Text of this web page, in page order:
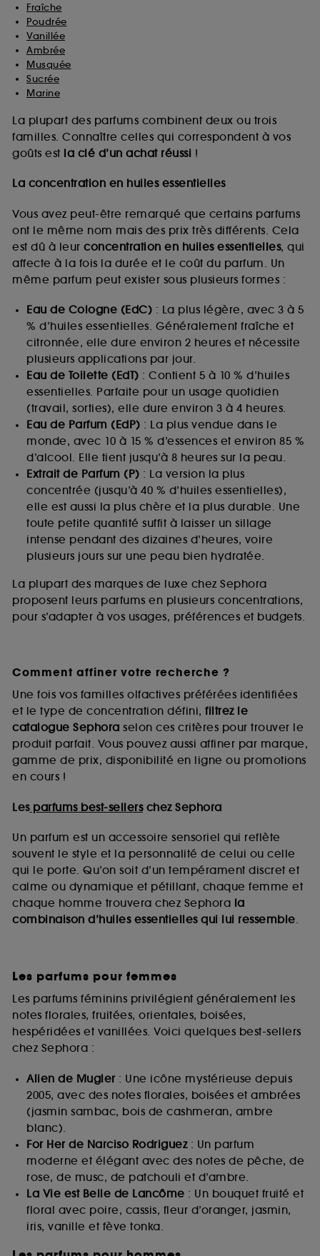
Fraîche
Poudrée
Vanillée
Ambrée
Musquée
Sucrée
Marine
La plupart des parfums combinent deux ou trois
familles. Connaître celles qui correspondent à vos
goûts est la clé d’un achat réussi !
La concentration en huiles essentielles
Vous avez peut-être remarqué que certains parfums
ont le même nom mais des prix très différents. Cela
est dû à leur concentration en huiles essentielles, qui
affecte à la fois la durée et le coût du parfum. Un
même parfum peut exister sous plusieurs formes :
Eau de Cologne (EdC) : La plus légère, avec 3 à 5
% d’huiles essentielles. Généralement fraîche et
citronnée, elle dure environ 2 heures et nécessite
plusieurs applications par jour.
Eau de Toilette (EdT) : Contient 5 à 10 % d’huiles
essentielles. Parfaite pour un usage quotidien
(travail, sorties), elle dure environ 3 à 4 heures.
Eau de Parfum (EdP) : La plus vendue dans le
monde, avec 10 à 15 % d’essences et environ 85 %
d’alcool. Elle tient jusqu’à 8 heures sur la peau.
Extrait de Parfum (P) : La version la plus
concentrée (jusqu’à 40 % d’huiles essentielles),
elle est aussi la plus chère et la plus durable. Une
toute petite quantité suffit à laisser un sillage
intense pendant des dizaines d’heures, voire
plusieurs jours sur une peau bien hydratée.
La plupart des marques de luxe chez Sephora
proposent leurs parfums en plusieurs concentrations,
pour s’adapter à vos usages, préférences et budgets.
Comment affiner votre recherche ?
Une fois vos familles olfactives préférées identifiées
et le type de concentration défini, filtrez le
catalogue Sephora selon ces critères pour trouver le
produit parfait. Vous pouvez aussi affiner par marque,
gamme de prix, disponibilité en ligne ou promotions
en cours !
Lesparfums best-sellerschez Sephora
Un parfum est un accessoire sensoriel qui reflète
souvent le style et la personnalité de celui ou celle
qui le porte. Qu’on soit d’un tempérament discret et
calme ou dynamique et pétillant, chaque femme et
chaque homme trouvera chez Sephora la
combinaison d’huiles essentielles qui lui ressemble.
Les parfums pour femmes
Les parfums féminins privilégient généralement les
notes florales, fruitées, orientales, boisées,
hespéridées et vanillées. Voici quelques best-sellers
chez Sephora :
Alien de Mugler: Une icône mystérieuse depuis
2005, avec des notes florales, boisées et ambrées
(jasmin sambac, bois de cashmeran, ambre
blanc).
For Her de Narciso Rodriguez: Un parfum
moderne et élégant avec des notes de pêche, de
rose, de musc, de patchouli et d’ambre.
La Vie est Belle de Lancôme : Un bouquet fruité et
floral avec poire, cassis, fleur d’oranger, jasmin,
iris, vanille et fève tonka.